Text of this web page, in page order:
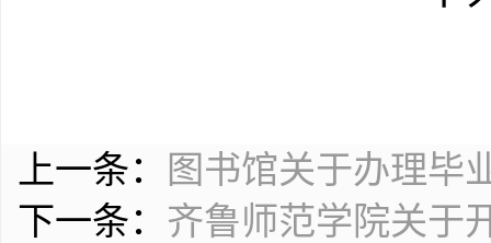
上一条：
图书馆关于办理毕
下一条： 齐鲁师范学院关于